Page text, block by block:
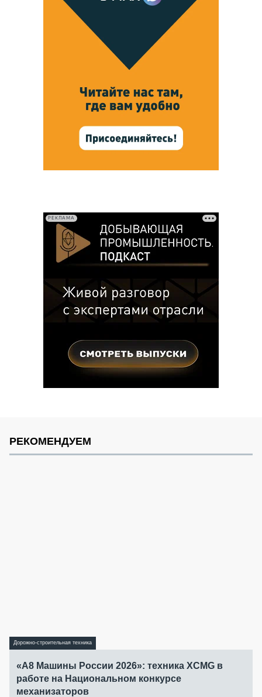
РЕКЛАМА
РЕКОМЕНДУЕМ
Дорожно-строительная техника
«А8 Машины России 2026»: техника XCMG в
работе на Национальном конкурсе
механизаторов